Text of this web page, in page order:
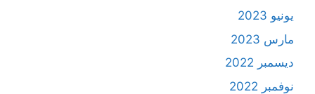
يونيو 2023
مارس 2023
ديسمبر 2022
نوفمبر 2022